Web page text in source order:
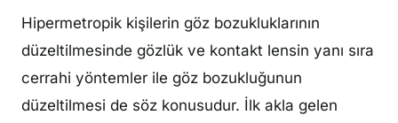
Hipermetropik kişilerin göz bozukluklarının
düzeltilmesinde gözlük ve kontakt lensin yanı sıra
cerrahi yöntemler ile göz bozukluğunun
düzeltilmesi de söz konusudur. İlk akla gelen